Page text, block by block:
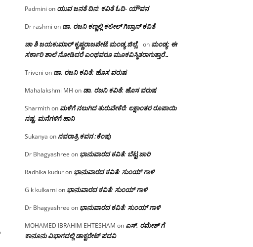
Padmini on ಯುವ ಜನತೆ ದಿನ: ಕವಿತೆ ಓದಿ- ಯೌವನ
Dr rashmi on ಡಾ. ರಜನಿ‌ ಕಣ್ಣಲ್ಲಿ ಕಲೀಲ್ ಗಿಬ್ರಾನ್ ಕವಿತೆ
ಚಾ ಶಿ ಜಯಕುಮಾರ್ ಕೃಷ್ಣರಾಜಪೇಟೆ.ಮಂಡ್ಯ ಜಿಲ್ಲೆ. on ಮಂಡ್ಯ: ಈ
ಸರ್ಕಾರಿ ಶಾಲೆ ನೋಡಿದರೆ ಎಂಥವರೂ ಮೂಕವಿಸ್ಮಿತರಾಗುತ್ತಾರೆ…
Triveni on ಡಾ. ರಜನಿ ಕವಿತೆ: ಹೊಸ ವರುಷ
Mahalakshmi MH on ಡಾ. ರಜನಿ ಕವಿತೆ: ಹೊಸ ವರುಷ
Sharmithon ಮಳೆಗೆ ನಲುಗಿದ ತುರುವೇಕೆರೆ: ಲಕ್ಷಾಂತರ ರೂಪಾಯಿ
ನಷ್ಟ, ಮನೆಗಳಿಗೆ ಹಾನಿ
Sukanya on ನವರಾತ್ರಿ ಕವನ :ಕೆಂಪು
Dr Bhagyashree on ಭಾನುವಾರದ ಕವಿತೆ: ಬೆಟ್ಟ ಜಾರಿ
Radhika kuduron ಭಾನುವಾರದ ಕವಿತೆ: ಸುಂಯ್ ಗಾಳಿ
G k kulkarni on ಭಾನುವಾರದ ಕವಿತೆ: ಸುಂಯ್ ಗಾಳಿ
Dr Bhagyashree on ಭಾನುವಾರದ ಕವಿತೆ: ಸುಂಯ್ ಗಾಳಿ
MOHAMED IBRAHIM EHTESHAM on ಎಸ್. ರಮೇಶ್ ಗೆ
ಕಾನೂನು ವಿಭಾಗದಲ್ಲಿ ಡಾಕ್ಟರೇಟ್ ಪದವಿ